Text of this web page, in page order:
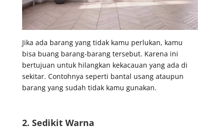
Jika ada barang yang tidak kamu perlukan, kamu
bisa buang barang-barang tersebut. Karena ini
bertujuan untuk hilangkan kekacauan yang ada di
sekitar. Contohnya seperti bantal usang ataupun
barang yang sudah tidak kamu gunakan.
2. Sedikit Warna